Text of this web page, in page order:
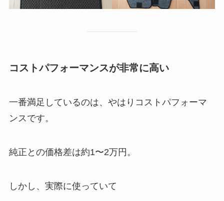
コストパフォーマンスが非常に高い
一番満足しているのは、やはりコストパフォーマ
ンスです。
純正との価格差は約1〜2万円。
しかし、実際に使っていて